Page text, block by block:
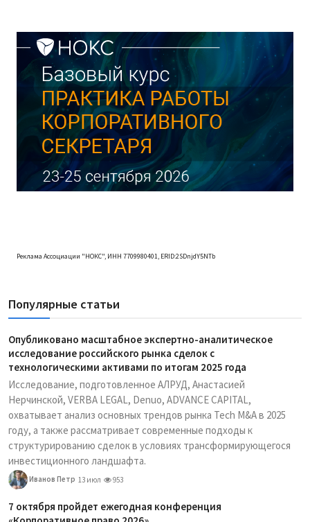
Реклама Ассоциации "НОКС", ИНН 7709980401, ERID:2SDnjdY5NTb
Популярные статьи
Опубликовано масштабное экспертно-аналитическое
исследование российского рынка сделок с
технологическими активами по итогам 2025 года
Исследование, подготовленное АЛРУД, Анастасией
Нерчинской, VERBA LEGAL, Denuo, ADVANCE CAPITAL,
охватывает анализ основных трендов рынка Tech M&A в 2025
году, а также рассматривает современные подходы к
структурированию сделок в условиях трансформирующегося
инвестиционного ландшафта.
Иванов Петр 13 июл 953
7 октября пройдет ежегодная конференция